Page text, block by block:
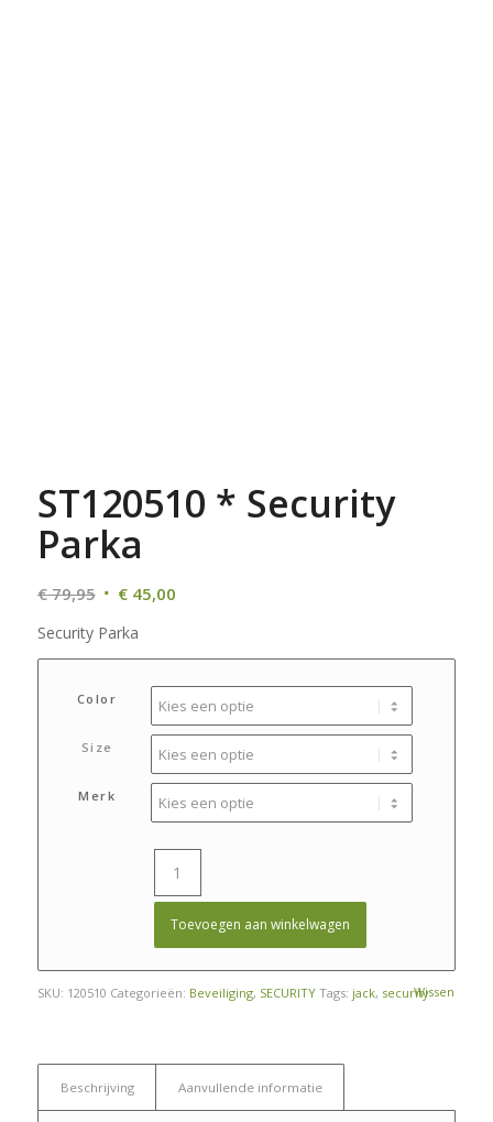
ST120510 * Security
Parka
€79,95 Oorspronkelijke
was:
€45,00Huidige
Security Parka
Color
Size
Merk
Wissen
Toevoegen aan winkelwagen
SKU: 120510 Categorieën: Beveiliging, SECURITY Tags: jack, security
Beschrijving Aanvullende informatie